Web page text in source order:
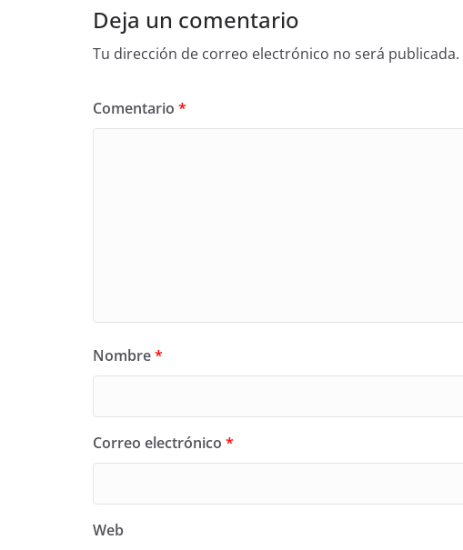
Deja un comentario
Tu dirección de correo electrónico no será publicada.
Comentario *
Nombre*
Correo electrónico *
Web